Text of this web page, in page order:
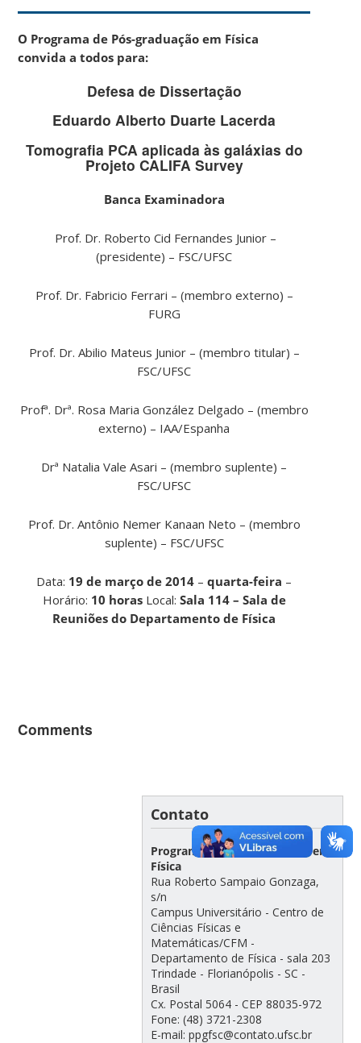
O Programa de Pós-graduação em Física
convida a todos para:
Defesa de Dissertação
Eduardo Alberto Duarte Lacerda
Tomografia PCA aplicada às galáxias do
Projeto CALIFA Survey
Banca Examinadora
Prof. Dr. Roberto Cid Fernandes Junior –
(presidente) – FSC/UFSC
Prof. Dr. Fabricio Ferrari – (membro externo) –
FURG
Prof. Dr. Abilio Mateus Junior – (membro titular) –
FSC/UFSC
Profª. Drª. Rosa Maria González Delgado – (membro
externo) – IAA/Espanha
Drª Natalia Vale Asari – (membro suplente) –
FSC/UFSC
Prof. Dr. Antônio Nemer Kanaan Neto – (membro
suplente) – FSC/UFSC
Data: 19 de março de 2014 – quarta-feira –
Horário: 10 horas Local: Sala 114 – Sala de
Reuniões do Departamento de Física
Comments
Contato
Programa de Pós-Graduação em
Física
Rua Roberto Sampaio Gonzaga,
s/n
Campus Universitário - Centro de
Ciências Físicas e
Matemáticas/CFM -
Departamento de Física - sala 203
Trindade - Florianópolis - SC -
Brasil
Cx. Postal 5064 - CEP 88035-972
Fone: (48) 3721-2308
E-mail: ppgfsc@contato.ufsc.br